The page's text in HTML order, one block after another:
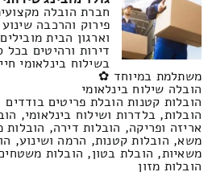
חברת הובלה
פירוק והרכבה
וארגון הבית
דירות ורהיטים
בשילוח בינלאומי
משתלמת במיוחד ✿
הובלה שילוח בינלאומי
הובלות קטנות הובלת פריטים בודדים
הובלות, בלדרות ושילוח בינלאומי,
אריזה ופריקה, הובלות דירה,
משא, הובלות קטנות, הרמה ושינוע,
משאיות, הובלת בטון, הובלות
הובלות מזון